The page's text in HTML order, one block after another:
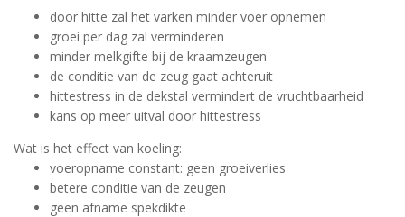
door hitte zal het varken minder voer opnemen
groei per dag zal verminderen
minder melkgifte bij de kraamzeugen
de conditie van de zeug gaat achteruit
hittestress in de dekstal vermindert de vruchtbaarheid
kans op meer uitval door hittestress
Wat is het effect van koeling:
voeropname constant: geen groeiverlies
betere conditie van de zeugen
geen afname spekdikte